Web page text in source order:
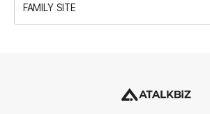
FAMILY SITE